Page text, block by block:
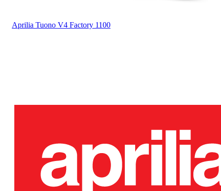
Aprilia Tuono V4 Factory 1100